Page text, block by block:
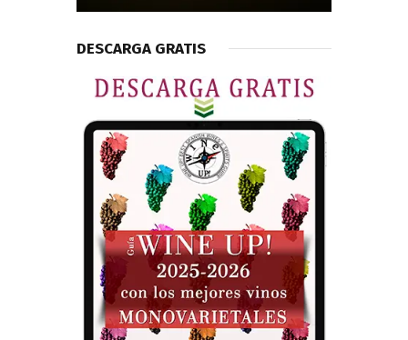
DESCARGA GRATIS